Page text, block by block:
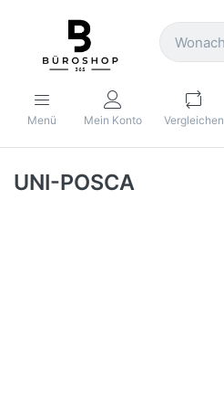
Menü Mein Konto Vergleichen
UNI-POSCA